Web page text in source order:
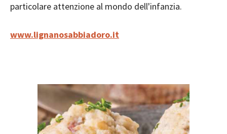
particolare attenzione al mondo dell'infanzia.
www.lignanosabbiadoro.it